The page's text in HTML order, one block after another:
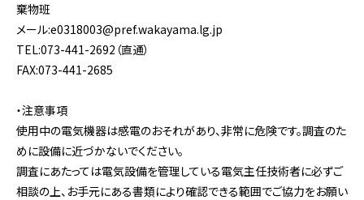
棄物班
メール:e0318003@pref.wakayama.lg.jp
TEL:073-441-2692（直通）
FAX:073-441-2685
・注意事項
使用中の電気機器は感電のおそれがあり、非常に危険です。調査のた
めに設備に近づかないでください。
調査にあたっては電気設備を管理している電気主任技術者に必ずご
相談の上、お手元にある書類により確認できる範囲でご協力をお願い